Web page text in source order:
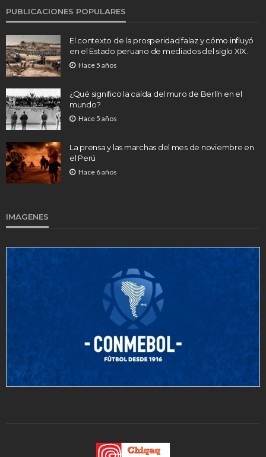
PUBLICACIONES POPULARES
El contexto de la prosperidad falaz y cómo influyó
en el Estado peruano de mediados del siglo XIX.
Hace 5 años
¿Qué significo la caída del muro de Berlín en el
mundo?
Hace 5 años
La prensa y las marchas del mes de noviembre en
el Perú
Hace 6 años
IMAGENES